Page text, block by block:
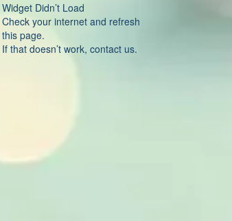
Widget Didn’t Load
Check your internet and refresh
this page.
If that doesn’t work, contact us.